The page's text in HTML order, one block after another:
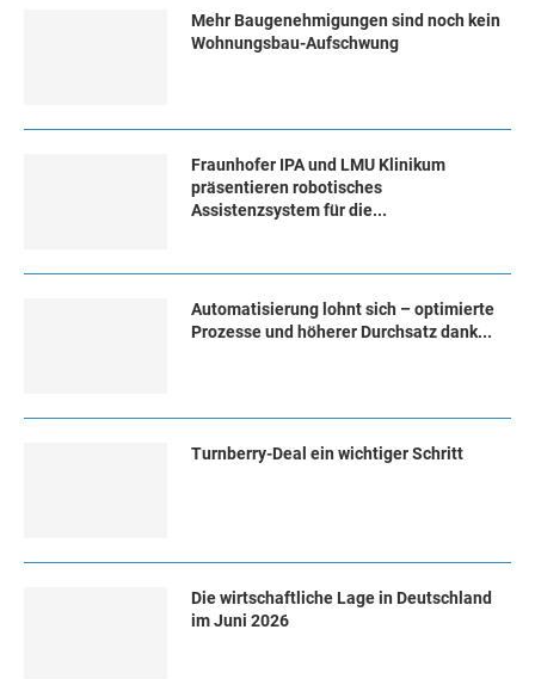
Mehr Baugenehmigungen sind noch kein
Wohnungsbau-Aufschwung
Fraunhofer IPA und LMU Klinikum
präsentieren robotisches
Assistenzsystem für die...
Automatisierung lohnt sich – optimierte
Prozesse und höherer Durchsatz dank...
Turn­ber­ry-Deal ein wich­ti­ger Schritt
Die wirtschaftliche Lage in Deutschland
im Juni 2026